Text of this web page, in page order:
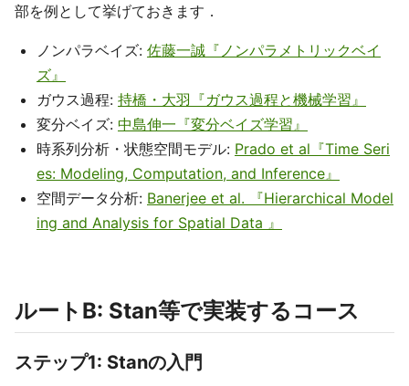
部を例として挙げておきます．
ノンパラベイズ: 佐藤一誠『ノンパラメトリックベイ
ズ』
ガウス過程: 持橋・大羽『ガウス過程と機械学習』
変分ベイズ: 中島伸一『変分ベイズ学習』
時系列分析・状態空間モデル: Prado et al『Time Seri
es: Modeling, Computation, and Inference』
空間データ分析: Banerjee et al. 『Hierarchical Model
ing and Analysis for Spatial Data 』
ルートB: Stan等で実装するコース
ステップ1: Stanの入門